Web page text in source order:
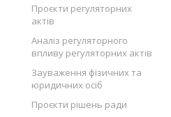
Проєкти регуляторних
актів
Аналіз регуляторного
впливу регуляторних актів
Зауваження фізичних та
юридичних осіб
Проєкти рішень ради